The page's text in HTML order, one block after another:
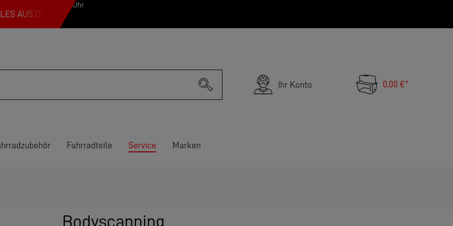
FAHRRAD-WELT FÜR DICH
Uhr // Samstag 9-13 Uhr
Ihr Konto 0,00 €*
Fahrradteile Service Marken
Bodyscanning